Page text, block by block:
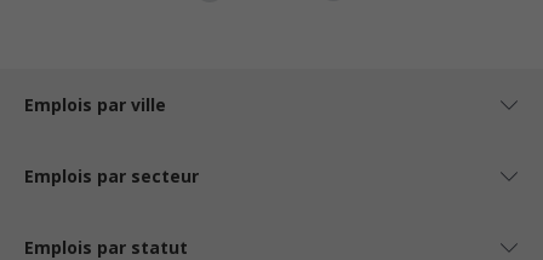
Emplois par ville
Emplois par secteur
Emplois par statut